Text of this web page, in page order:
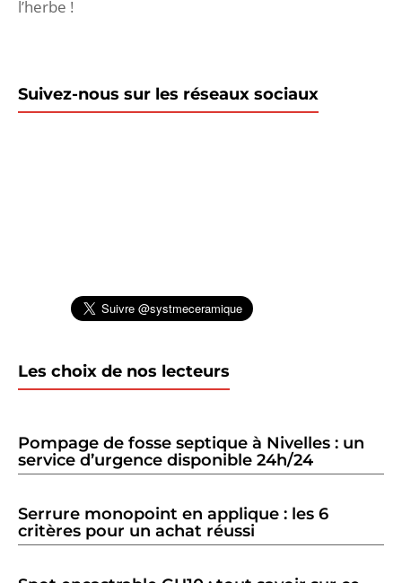
l’herbe !
Suivez-nous sur les réseaux sociaux
Les choix de nos lecteurs
Pompage de fosse septique à Nivelles : un
service d’urgence disponible 24h/24
Serrure monopoint en applique : les 6
critères pour un achat réussi